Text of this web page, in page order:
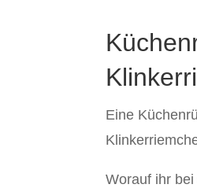
Eine
Worauf ihr